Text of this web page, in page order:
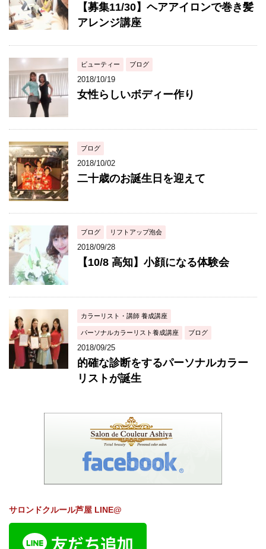
【募集11/30】ヘアアイロンで巻き髪
アレンジ講座
ビューティー ブログ
2018/10/19
女性らしいボディー作り
ブログ
2018/10/02
二十歳のお誕生日を迎えて
ブログ リフトアップ泡会
2018/09/28
【10/8 高知】小顔になる体験会
カラーリスト・講師 養成講座
パーソナルカラーリスト養成講座 ブログ
2018/09/25
的確な診断をするパーソナルカラー
リストが誕生
サロンドクルール芦屋 LINE@